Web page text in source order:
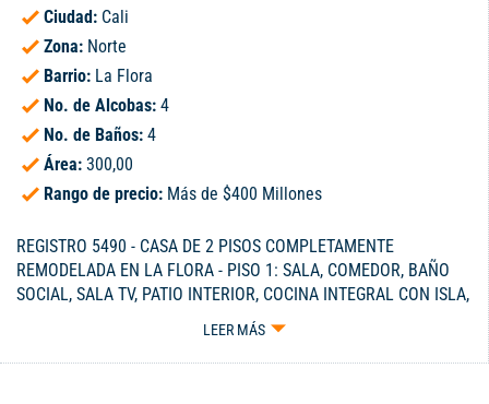
Ciudad: Cali
Zona: Norte
Barrio: La Flora
No. de Alcobas: 4
No. de Baños: 4
Área: 300,00
Rango de precio: Más de $400 Millones
REGISTRO 5490 - CASA DE 2 PISOS COMPLETAMENTE
REMODELADA EN LA FLORA - PISO 1: SALA, COMEDOR, BAÑO
SOCIAL, SALA TV, PATIO INTERIOR, COCINA INTEGRAL CON ISLA,
CAVA, ZONA DE OFICIOS, ALCOBA Y BAÑO DE SERVICIO - PISO 2:
TAMBIÉN CON BAÑO, LA TERCERA Y CUARTA ALCOBA
LEER MÁS